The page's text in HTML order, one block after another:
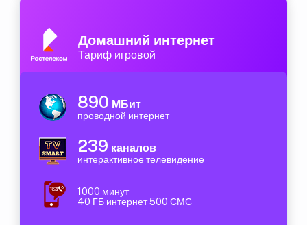
Домашний интернет
Тариф игровой
890 МБит
проводной интернет
239 каналов
интерактивное телевидение
1000 минут
40 ГБ интернет 500 СМС